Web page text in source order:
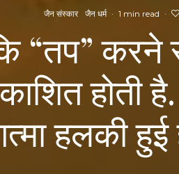
जैन संस्कार जैन धर्म · 1 min read ·
“तप”
होती
हलकी हुई